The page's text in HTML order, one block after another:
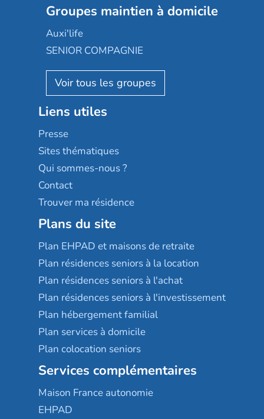
Les jardins d'Arcadie
Occitalia
Appartseniors
Reseda
Stella management
Les villages d'or
Sérénys
Résidences services Villa Médicis
Groupe SOS
Le Noble Âge
Almage
Résidalya
Groupe aplus
Groupes maintien à domicile
Auxi'life
SENIOR COMPAGNIE
AGE D'OR Services
Liens utiles
Presse
Sites thématiques
Qui sommes-nous ?
Contact
Trouver ma résidence
Plans du site
Plan EHPAD et maisons de retraite
Plan résidences seniors à la location
Plan résidences seniors à l'achat
Plan résidences seniors à l'investissement
Plan hébergement familial
Plan services à domicile
Plan colocation seniors
Services complémentaires
Maison France autonomie
EHPAD